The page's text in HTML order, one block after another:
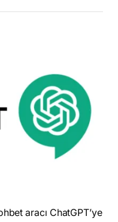
aracı ChatGPT’ye